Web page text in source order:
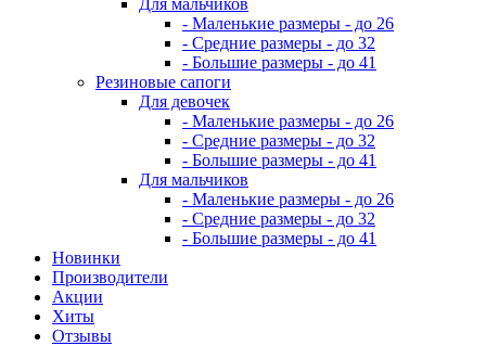
Для мальчиков
- Маленькие размеры - до 26
- Средние размеры - до 32
- Большие размеры - до 41
Резиновые сапоги
Для девочек
- Маленькие размеры - до 26
- Средние размеры - до 32
- Большие размеры - до 41
Для мальчиков
- Маленькие размеры - до 26
- Средние размеры - до 32
- Большие размеры - до 41
Новинки
Производители
Акции
Хиты
Отзывы